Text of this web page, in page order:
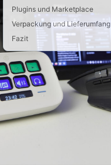
Plugins und Marketplace
Verpackung und Lieferumfang
Fazit